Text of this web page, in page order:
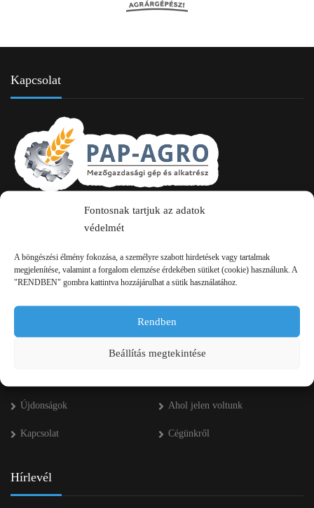
Fontosnak tartjuk az adatok
védelmét
A böngészési élmény fokozása, a személyre szabott hirdetések vagy tartalmak
megjelenítése, valamint a forgalom elemzése érdekében sütiket (cookie) használunk. A
"RENDBEN" gombra kattintva hozzájárulhat a sütik használatához.
Rendben
Beállítás megtekintése
Kapcsolat
2750 Nagykőrös Alsójárás d. 1/a
+36 53 552 283
Navigáció
Újdonságok Ahol jelen voltunk
Kapcsolat Cégünkről
Hírlevél